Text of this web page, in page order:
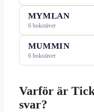
MYMLAN
6 bokstäver
MUMMIN
6 bokstäver
Varför är
svar?